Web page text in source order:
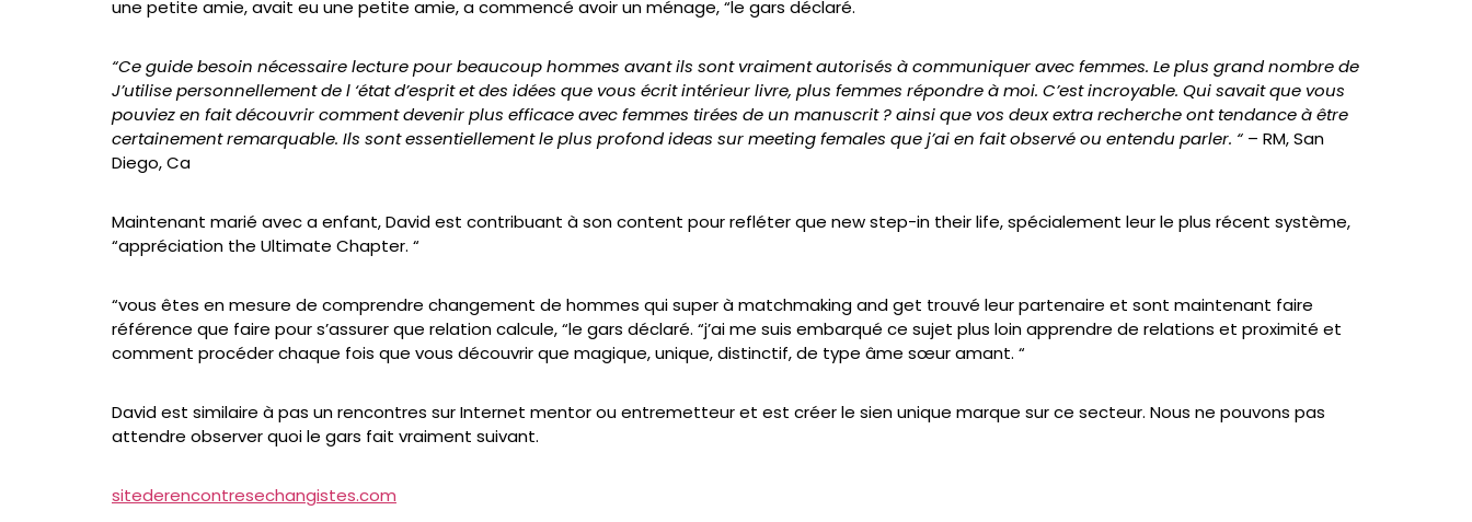
une petite amie, avait eu une petite amie, a commencé avoir un ménage, “le gars déclaré.
“Ce guide besoin nécessaire lecture pour beaucoup hommes avant ils sont vraiment autorisés à communiquer avec femmes. Le plus grand nombre de
J’utilise personnellement de l ‘état d’esprit et des idées que vous écrit intérieur livre, plus femmes répondre à moi. C’est incroyable. Qui savait que vous
pouviez en fait découvrir comment devenir plus efficace avec femmes tirées de un manuscrit ? ainsi que vos deux extra recherche ont tendance à être
certainement remarquable. Ils sont essentiellement le plus profond ideas sur meeting females que j’ai en fait observé ou entendu parler. “ – RM, San
Diego, Ca
Maintenant marié avec a enfant, David est contribuant à son content pour refléter que new step-in their life, spécialement leur le plus récent système,
“appréciation the Ultimate Chapter. “
“vous êtes en mesure de comprendre changement de hommes qui super à matchmaking and get trouvé leur partenaire et sont maintenant faire
référence que faire pour s’assurer que relation calcule, “le gars déclaré. “j’ai me suis embarqué ce sujet plus loin apprendre de relations et proximité et
comment procéder chaque fois que vous découvrir que magique, unique, distinctif, de type âme sœur amant. “
David est similaire à pas un rencontres sur Internet mentor ou entremetteur et est créer le sien unique marque sur ce secteur. Nous ne pouvons pas
attendre observer quoi le gars fait vraiment suivant.
sitederencontresechangistes.com